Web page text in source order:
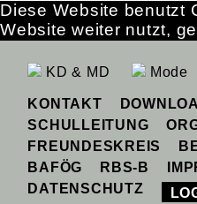
KD & MD Mode
KONTAKT
SCHULLEITUNG
FREUNDESKREIS
BAFÖG
RBS-B
DATENSCHUTZ
Diese Website benutzt
Website weiter nutzt,